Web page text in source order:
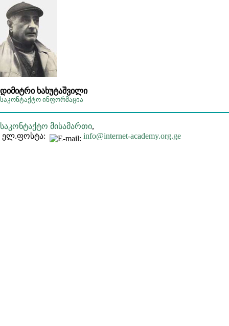
დიმიტრი ხახუტაშვილი
საკონტაქტო ინფორმაცია
საკონტაქტო მისამართი,
ელ.ფოსტა:
info@internet-academy.org.ge